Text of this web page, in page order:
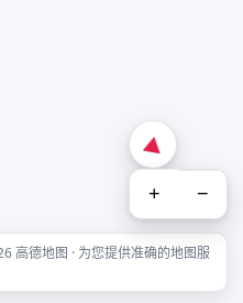
+ −
高德地图 · 为您提供准确的地图服